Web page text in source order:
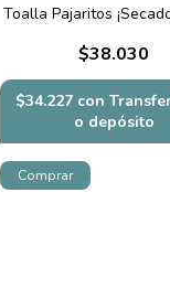
Toalla Pajaritos
$38.030
$34.227 con
o depósito